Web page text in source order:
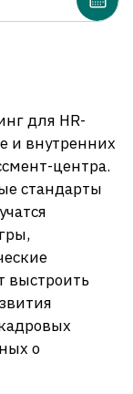
для HR-
и внутренних
центра.
стандарты
выстроить
о